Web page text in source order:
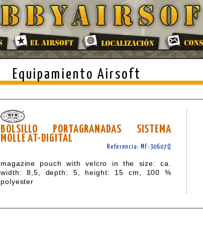
Equipamiento Airsoft
BOLSILLO PORTAGRANADAS SISTEMA
MOLLE AT-DIGITAL
Referencia: MF-30607Q
magazine pouch with velcro in the size: ca.
width: 8,5, depth: 5, height: 15 cm, 100 %
polyester